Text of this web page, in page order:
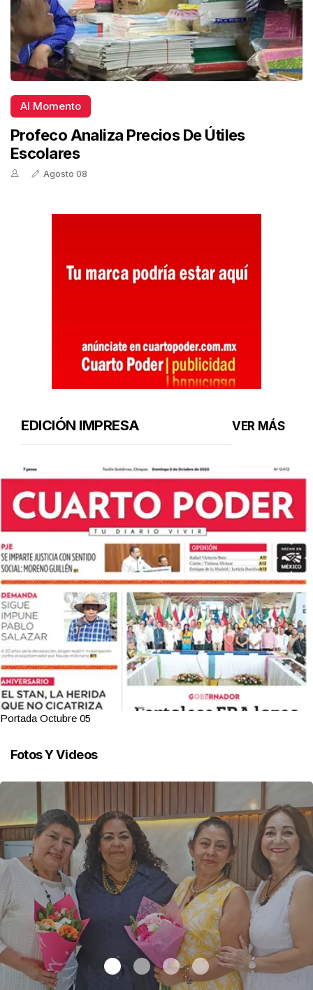
Al Momento
Profeco Analiza Precios De Útiles
Escolares
Agosto 08
EDICIÓN IMPRESA VER MÁS
Portada Octubre 05
Fotos Y Videos